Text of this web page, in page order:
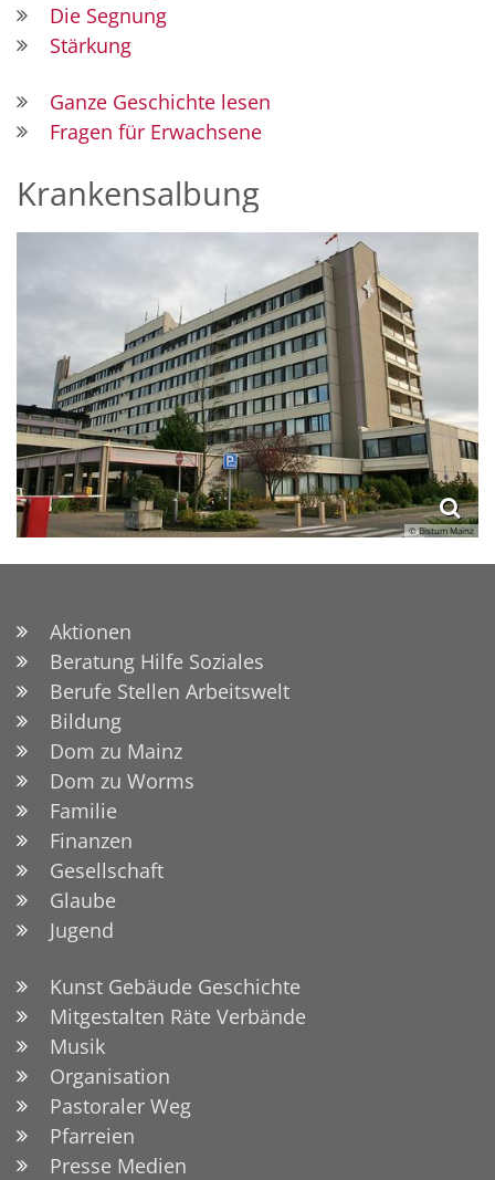
Die Segnung
Stärkung
Ganze Geschichte lesen
Fragen für Erwachsene
Krankensalbung
© Bistum Mainz
Aktionen
Beratung Hilfe Soziales
Berufe Stellen Arbeitswelt
Bildung
Dom zu Mainz
Dom zu Worms
Familie
Finanzen
Gesellschaft
Glaube
Jugend
Kunst Gebäude Geschichte
Mitgestalten Räte Verbände
Musik
Organisation
Pastoraler Weg
Pfarreien
Presse Medien